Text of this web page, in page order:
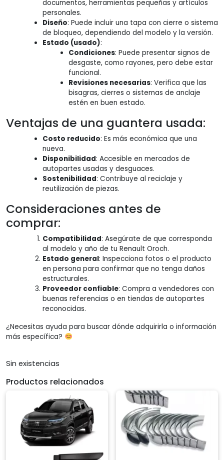
documentos, herramientas pequeñas y artículos
personales.
Diseño: Puede incluir una tapa con cierre o sistema
de bloqueo, dependiendo del modelo y la versión.
Estado (usado):
Condiciones: Puede presentar signos de
desgaste, como rayones, pero debe estar
funcional.
Revisiones necesarias: Verifica que las
bisagras, cierres o sistemas de anclaje
estén en buen estado.
Ventajas de una guantera usada:
Costo reducido: Es más económica que una
nueva.
Disponibilidad: Accesible en mercados de
autopartes usadas y desguaces.
Sostenibilidad: Contribuye al reciclaje y
reutilización de piezas.
Consideraciones antes de
comprar:
Compatibilidad: Asegúrate de que corresponda
al modelo y año de tu Renault Oroch.
Estado general: Inspecciona fotos o el producto
en persona para confirmar que no tenga daños
estructurales.
Proveedor confiable: Compra a vendedores con
buenas referencias o en tiendas de autopartes
reconocidas.
¿Necesitas ayuda para buscar dónde adquirirla o información
más específica?
Sin existencias
Productos relacionados